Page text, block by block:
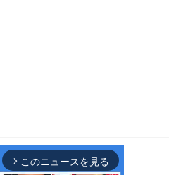
arrow_forward_ios このニュースを見る